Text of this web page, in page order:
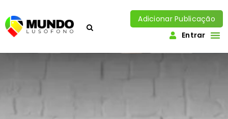
Adicionar Publicação
Entrar